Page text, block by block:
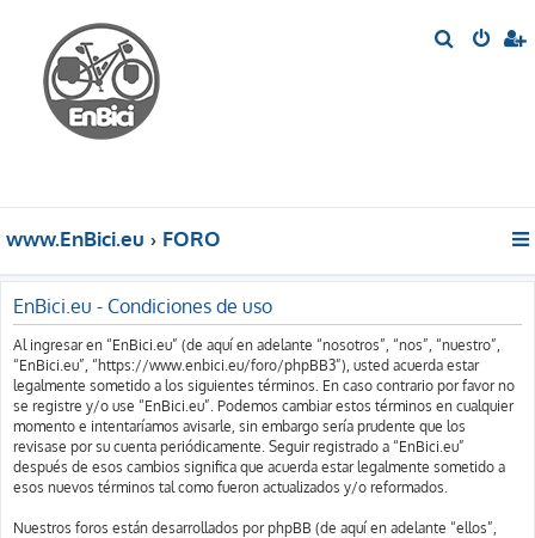
www.EnBici.eu FORO
EnBici.eu - Condiciones de uso
Al ingresar en “EnBici.eu” (de aquí en adelante “nosotros”, “nos”, “nuestro”,
“EnBici.eu”, “https://www.enbici.eu/foro/phpBB3”), usted acuerda estar
legalmente sometido a los siguientes términos. En caso contrario por favor no
se registre y/o use “EnBici.eu”. Podemos cambiar estos términos en cualquier
momento e intentaríamos avisarle, sin embargo sería prudente que los
revisase por su cuenta periódicamente. Seguir registrado a “EnBici.eu”
después de esos cambios significa que acuerda estar legalmente sometido a
esos nuevos términos tal como fueron actualizados y/o reformados.
Nuestros foros están desarrollados por phpBB (de aquí en adelante “ellos”,